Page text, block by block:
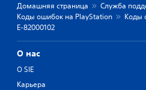
Домашняя страница
Служба
Коды ошибок на PlayStation
Коды
E-82000102
О нас
О SIE
Карьера